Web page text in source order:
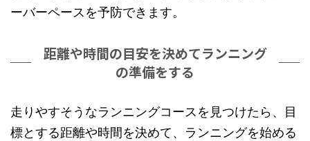
ーバーペースを予防できます。
距離や時間の目安を決めてランニング
の準備をする
走りやすそうなランニングコースを見つけたら、目
標とする距離や時間を決めて、ランニングを始める